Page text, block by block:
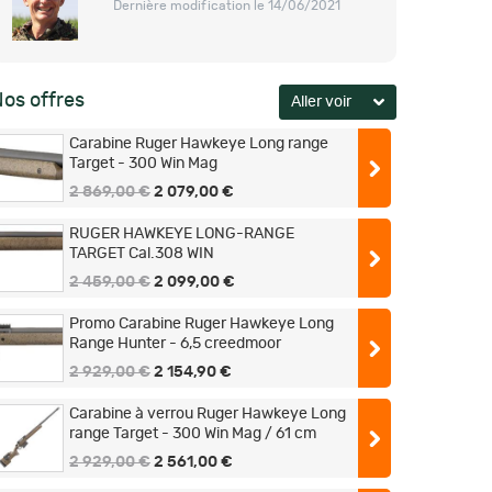
Dernière modification le 14/06/2021
offres
Carabine Ruger Hawkeye Long range
Target - 300 Win Mag
2 869,00 € 2 079,00 €
RUGER HAWKEYE LONG-RANGE
TARGET Cal.308 WIN
2 459,00 € 2 099,00 €
Promo Carabine Ruger Hawkeye Long
Range Hunter - 6,5 creedmoor
2 929,00 € 2 154,90 €
Carabine à verrou Ruger Hawkeye Long
range Target - 300 Win Mag / 61 cm
2 929,00 € 2 561,00 €